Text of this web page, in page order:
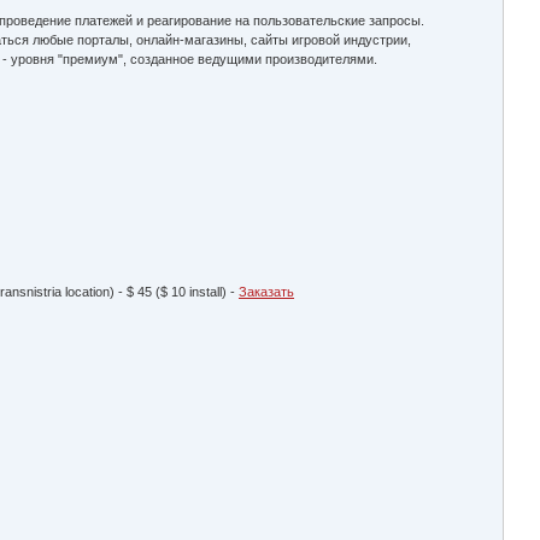
платежей и реагирование на пользовательские запросы.
любые порталы, онлайн-магазины, сайты игровой индустрии,
"премиум", созданное ведущими производителями.
location) - $ 45 ($ 10 install) -Заказать